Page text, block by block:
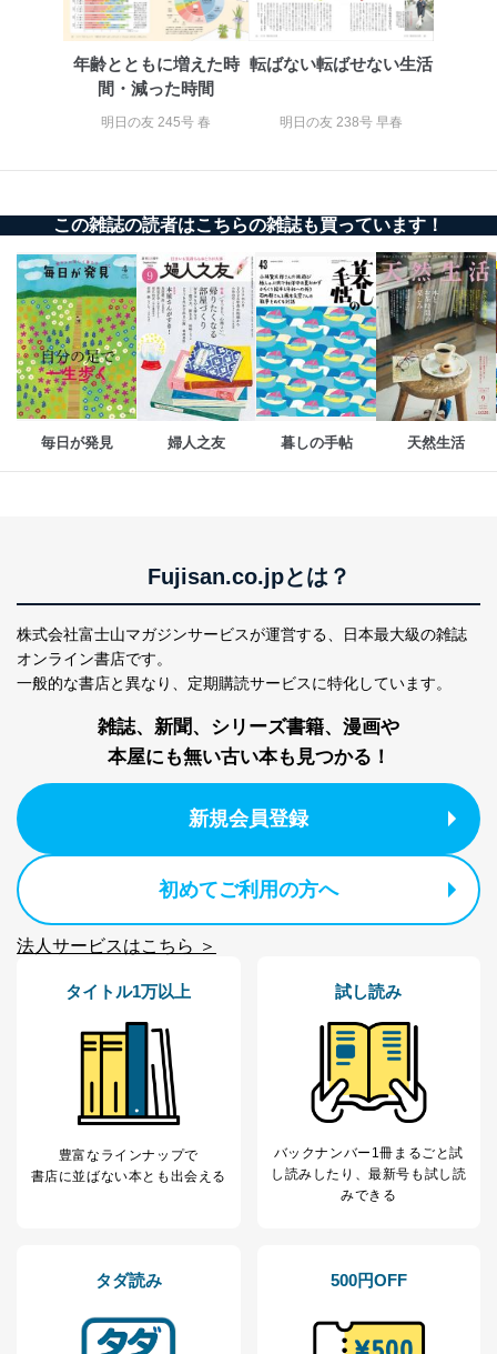
7
SNS公式アカウン
トに登録された方
の個人情報
よびその分析のため
お問い合わせ対応、トラブル対
処、オペレーター教育など応対品
質向上のため
その他当社のプライバシーポリシ
ー等にて公表する利用目的達成の
なお、6、7については、パートナー（提携企業）様又は
各SNS運営会社様にご請求いただきますようお願い致し
ます。
３．個人情報の第三者提供について
当社は、取得した個人情報を適切に管理し､あらかじめ
本人の同意を得ることなく第三者に提供することはあり
ません。ただし、次の場合は除きます。
法令に基づく場合
人の生命､身体または財産の保護のために必要がある
国の機関もしくは地方公共団体またはその委託を受け
た者が法令の定める事務を遂行することに対して協力
により当該事務の遂行に支障を及ぼすおそれがあると
き。
上記２．の利用目的を実施するために守秘義務を結ん
託・提供する場合、その業務に必要な範囲で委託・提
供先企業に個人情報を開示することがあります。
委託・提供先企業は具体的には以下のような企業です
が、これらに限りません。
委託先：カスタマーサポート支援会社 、クレジッ
トカード決済などの決済代行・料金回収会社、広
店など商品の供給者、梱包会社、配送会社、新聞
４．開示対象個人情報の「開示」「訂正」等の請求につ
の通知を求められた場合には、遅滞なくこれに応じま
す。ただし、以下①～④のいずれかに該当する場合は、
利用目的の通知を行なうことはできません。そのとき
は、本人に遅滞無くその旨を通知するとともに、理由を
説明させていただきます。
①利用目的を本人に通知し、又は公表することによって
本人又は第三者の生命、身体、財産その他の権利利益を
③国の機関又は地方公共団体が法令の定める事務を遂行
用目的を本人に通知し、又は公表することによって当該
事務の遂行に支障を及ぼすおそれがあるとき
年齢とともに増えた時
間・減った時間
明日の友 245号 春
転ばない転ばせない生活
明日の友 238号 早春
この雑誌の読者はこちらの雑誌も買っています！
毎日が発見 婦人之友 暮しの手帖 天然生活
Fujisan.co.jpとは？
株式会社富士山マガジンサービスが運営する、
日本最大級の雑誌
オンライン書店です。
一般的な書店と異なり、 定期購読サービスに特化しています。
雑誌、新聞、シリーズ書籍、漫画や
本屋にも無い古い本も見つかる！
新規会員登録
初めてご利用の方へ
法人サービスはこちら ＞
タイトル1万以上
豊富なラインナップで
書店に並ばない本とも出会える
試し読み
バックナンバー1冊まるごと試
し読み したり、最新号も試し読
みできる
タダ読み 500円OFF